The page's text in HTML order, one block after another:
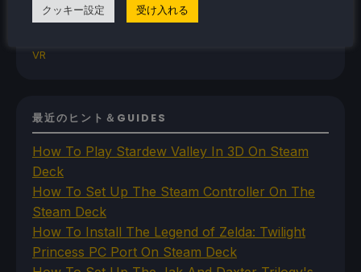
The Unsupported Report
Uncategorized
VR
最近のヒント＆GUIDES
How To Play Stardew Valley In 3D On Steam
Deck
How To Set Up The Steam Controller On The
Steam Deck
How To Install The Legend of Zelda: Twilight
Princess PC Port On Steam Deck
クッキー設定 受け入れる